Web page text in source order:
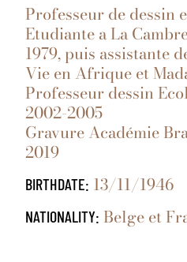
Professeur de dessin
Etudiante a La
1979, puis assistante
Vie en Afrique et
Professeur dessin
2002-2005
Gravure Académie
2019
BIRTHDATE: 13/11/1946
NATIONALITY: Belge et